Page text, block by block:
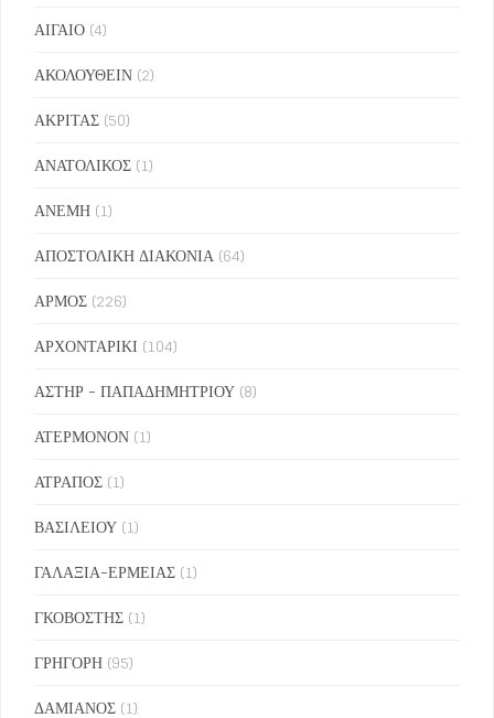
ΑΙΓΑΙΟ (4)
ΑΚΟΛΟΥΘΕΙΝ (2)
ΑΚΡΙΤΑΣ (50)
ΑΝΑΤΟΛΙΚΟΣ (1)
ΑΝΕΜΗ (1)
ΑΠΟΣΤΟΛΙΚΗ ΔΙΑΚΟΝΙΑ (64)
ΑΡΜΟΣ (226)
ΑΡΧΟΝΤΑΡΙΚΙ (104)
ΑΣΤΗΡ - ΠΑΠΑΔΗΜΗΤΡΙΟΥ (8)
ΑΤΕΡΜΟΝΟΝ (1)
ΑΤΡΑΠΟΣ (1)
ΒΑΣΙΛΕΙΟΥ (1)
ΓΑΛΑΞΙΑ-ΕΡΜΕΙΑΣ (1)
ΓΚΟΒΟΣΤΗΣ (1)
ΓΡΗΓΟΡΗ (95)
ΔΑΜΙΑΝΟΣ (1)